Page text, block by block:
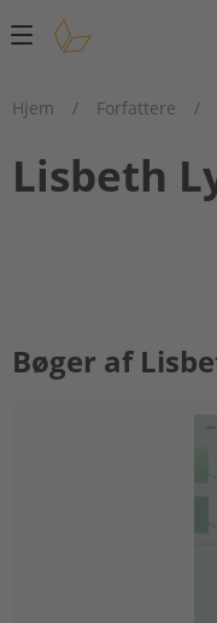
Main
Hjem
/ Forfattere /
Lisbeth
Bøger af